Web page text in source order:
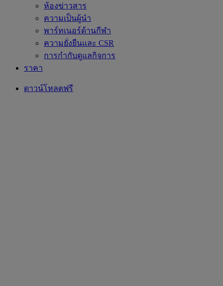
ห้องข่าวสาร
ความเป็นผู้นำ
พาร์ทเนอร์ด้านกีฬา
ความยั่งยืนและ CSR
การกำกับดูแลกิจการ
ราคา
ดาวน์โหลดฟรี